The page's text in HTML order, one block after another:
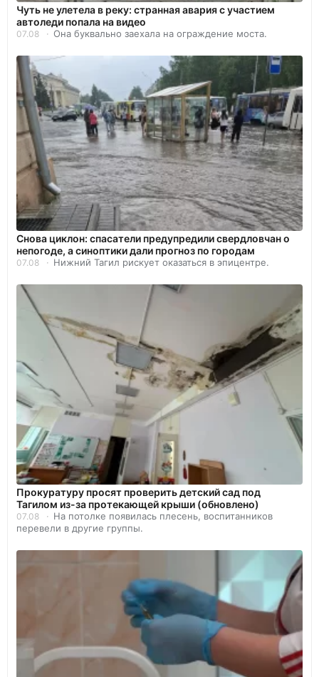
Чуть не улетела в реку: странная авария с участием
автоледи попала на видео
07.08 Она буквально заехала на ограждение моста.
Снова циклон: спасатели предупредили свердловчан о
непогоде, а синоптики дали прогноз по городам
07.08 Нижний Тагил рискует оказаться в эпицентре.
Прокуратуру просят проверить детский сад под
Тагилом из-за протекающей крыши (обновлено)
07.08
На потолке появилась плесень, воспитанников
перевели в другие группы.